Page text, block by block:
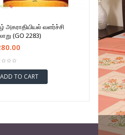
அகராதியியல் வளர்ச்சி
(GO 2283)
ADD TO CART